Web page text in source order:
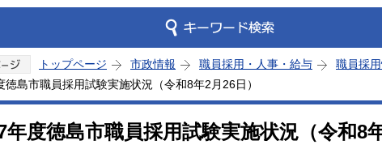
トップページ 市政情報 職員採用・人事・給与 職員採
徳島市職員採用試験実施状況（令和8年2月26日）
年度徳島市職員採用試験実施状況（令和8